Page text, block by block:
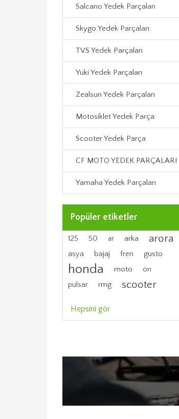
Salcano Yedek Parçaları
Skygo Yedek Parçaları
TVS Yedek Parçaları
Yuki Yedek Parçaları
Zealsun Yedek Parçaları
Motosiklet Yedek Parça
Scooter Yedek Parça
CF MOTO YEDEK PARÇALARI
Yamaha Yedek Parçaları
Popüler etiketler
125 50 ar arka arora
asya bajaj fren gusto
honda moto
ön
pulsar
rmg scooter
Hepsini gör